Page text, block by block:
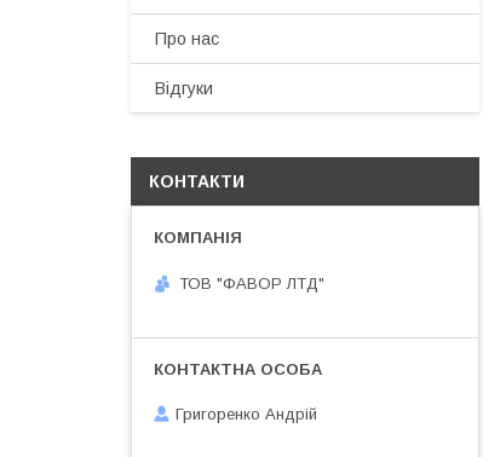
Про нас
Відгуки
КОНТАКТИ
ТОВ "ФАВОР ЛТД"
Григоренко Андрій